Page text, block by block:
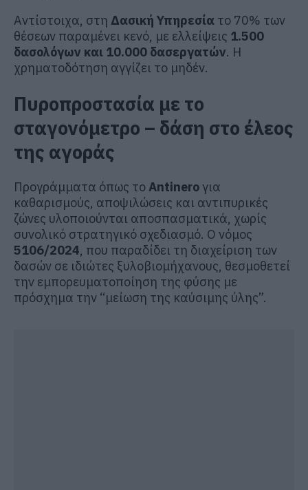
Αντίστοιχα, στη Δασική Υπηρεσία το 70% των
θέσεων παραμένει κενό, με ελλείψεις 1.500
δασολόγων και 10.000 δασεργατών. Η
χρηματοδότηση αγγίζει το μηδέν.
Πυροπροστασία με το
σταγονόμετρο – δάση στο έλεος
της αγοράς
Προγράμματα όπως τοAntineroγια
καθαρισμούς, αποψιλώσεις και αντιπυρικές
ζώνες υλοποιούνται αποσπασματικά, χωρίς
συνολικό στρατηγικό σχεδιασμό. Ο νόμος
5106/2024, που παραδίδει τη διαχείριση των
δασών σε ιδιώτες ξυλοβιομήχανους, θεσμοθετεί
την εμπορευματοποίηση της φύσης με
πρόσχημα την “μείωση της καύσιμης ύλης”.